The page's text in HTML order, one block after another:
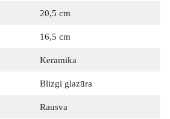
20,5 cm
16,5 cm
Keramika
Blizgi glazūra
Rausva